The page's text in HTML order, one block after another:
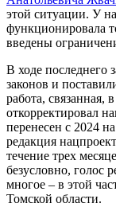
этой ситуации. У
функционировала
введены
В ходе последнего
законов и
работа, связанная,
откорректировал
перенесен с 2024
редакция
течение трех
безусловно, голос
многое – в этой
Томской области.